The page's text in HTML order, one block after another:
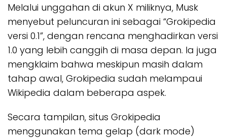
Melalui unggahan di akun X miliknya, Musk
menyebut peluncuran ini sebagai “Grokipedia
versi 0.1”, dengan rencana menghadirkan versi
1.0 yang lebih canggih di masa depan. Ia juga
mengklaim bahwa meskipun masih dalam
tahap awal, Grokipedia sudah melampaui
Wikipedia dalam beberapa aspek.
Secara tampilan, situs Grokipedia
menggunakan tema gelap (dark mode)